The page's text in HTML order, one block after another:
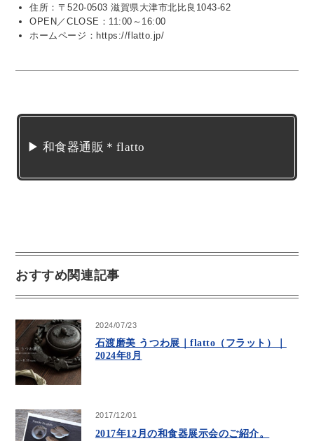
住所：〒520-0503 滋賀県大津市北比良1043-62
OPEN／CLOSE：11:00～16:00
ホームページ：https://flatto.jp/
▶ 和食器通販＊flatto
おすすめ関連記事
2024/07/23
石渡磨美 うつわ展｜flatto（フラット）｜
2024年8月
2017/12/01
2017年12月の和食器展示会のご紹介。